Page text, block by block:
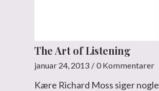
The Art of Listening
januar 24, 2013 / 0 Kommentarer
Kære Richard Moss siger nogle